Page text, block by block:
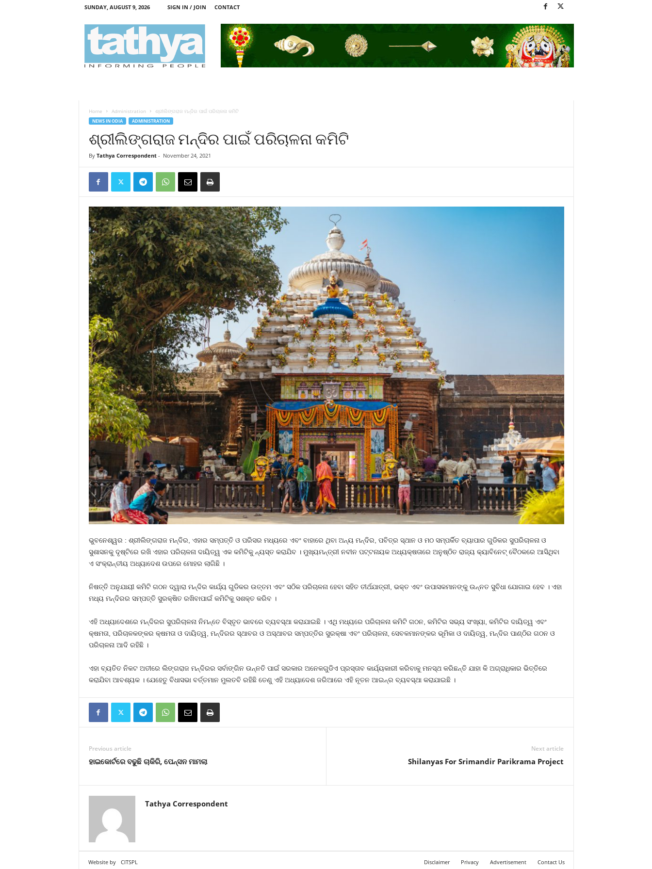
SUNDAY, AUGUST 9, 2026 SIGN IN / JOIN CONTACT
Home Administration ଶ୍ରୀଲିଙ୍ଗରାଜ ମନ୍ଦିର ପାଇଁ ପରିଚାଳନା କମିଟି
NEWS IN ODIA ADMINISTRATION
ଶ୍ରୀଲିଙ୍ଗରାଜ ମନ୍ଦିର ପାଇଁ ପରିଚାଳନା କମିଟି
By Tathya Correspondent- November 24, 2021
ଭୁବନେଶ୍ୱର : ଶ୍ରୀଲିଙ୍ଗରାଜ ମନ୍ଦିର, ଏହାର ସମ୍ପତ୍ତି ଓ ପରିସର ମଧ୍ୟରେ ଏବଂ ବାହାରେ ଥିବା ଅନ୍ୟ ମନ୍ଦିର, ପବିତ୍ର ସ୍ଥାନ ଓ ମଠ ସମ୍ପର୍କିତ ବ୍ୟାପାର ଗୁଡିକର ସୁପରିଚାଳନା ଓ
ସୁଶାସନକୁ ଦୃଷ୍ଟିରେ ରଖି ଏହାର ପରିଚାଳନା ଦାୟିତ୍ୱ ଏକ କମିଟିକୁ ନ୍ୟସ୍ତ କରାଯିବ । ମୁଖ୍ୟମନ୍ତ୍ରୀ ନବୀନ ପଟ୍ଟନାୟକ ଅଧ୍ୟକ୍ଷତାରେ ଅନୁଷ୍ଠିତ ରାଜ୍ୟ କ୍ୟାବିନେଟ୍‍ ବୈଠକରେ ଆସିଥିବା
ଏ ସଂକ୍ରାନ୍ତୀୟ ଅଧ୍ୟାଦେଶ ଉପରେ ମୋହର ଲାଗିଛି ।
ନିଷତ୍ତି ଅନୁଯାୟୀ କମିଟି ଗଠନ ଦ୍ୱାରା ମନ୍ଦିର କାର୍ଯ୍ୟ ଗୁଡିକର ଉତ୍ତମ ଏବଂ ସଠିକ ପରିଚାଳନା ହେବା ସହିତ ତୀର୍ଥଯାତ୍ରୀ, ଭକ୍ତ ଏବଂ ଉପାସକମାନଙ୍କୁ ଉନ୍ନତ ସୁବିଧା ଯୋଗାଇ ହେବ । ଏହା
ମଧ୍ୟ ମନ୍ଦିରର ସମ୍ପତ୍ତି ସୁରକ୍ଷିତ ରଖିବାପାଇଁ କମିଟିକୁ ସଶକ୍ତ କରିବ ।
ଏହି ଅଧ୍ୟାଦେଶରେ ମନ୍ଦିରର ସୁପରିଚାଳନା ନିମନ୍ତେ ବିସ୍ତୃତ ଭାବରେ ବ୍ୟବସ୍ଥା କରାଯାଇଛି । ଏଥି ମଧ୍ୟରେ ପରିଚାଳନା କମିଟି ଗଠନ, କମିଟିର ସଭ୍ୟ ସଂଖ୍ୟା, କମିଟିର ଦାୟିତ୍ୱ ଏବଂ
କ୍ଷମତା, ପରିଚାଳକଙ୍କର କ୍ଷମତା ଓ ଦାୟିତ୍ୱ, ମନ୍ଦିରର ସ୍ଥାବର ଓ ଅସ୍ଥାବର ସମ୍ପତ୍ତିର ସୁରକ୍ଷା ଏବଂ ପରିଚାଳନା, ସେବକମାନଙ୍କର ଭୂମିକା ଓ ଦାୟିତ୍ୱ, ମନ୍ଦିର ପାଣ୍ଠିର ଗଠନ ଓ
ପରିଚାଳନା ଆଦି ରହିଛି ।
ଏହା ବ୍ୟତିତ ନିକଟ ଅତୀରେ ଲିଙ୍ଗରାଜ ମନ୍ଦିରର ସର୍ବାଙ୍ଗିନ ଉନ୍ନତି ପାଇଁ ସରକାର ଅନେକଗୁଡିଏ ପ୍ରସ୍ତାବ କାର୍ଯ୍ୟକାରୀ କରିବାକୁ ମନସ୍ଥ କରିଛନ୍ତି ଯାହା କି ଅଗ୍ରାଧିକାର ଭିତ୍ତିରେ
କରାଯିବା ଆବଶ୍ୟକ । ଯେହେତୁ ବିଧାସଭା ବର୍ତ୍ତମାନ ମୁଲତବି ରହିଛି ତେଣୁ ଏହି ଅଧ୍ୟାଦେଶ ଜରିଆରେ ଏହି ନୂତନ ଆଇନ୍‍ର ବ୍ୟବସ୍ଥା କରାଯାଇଛି ।
Previous article
ହାଇକୋର୍ଟରେ ବଢୁଛି ଚାକିରି, ପେନ୍‍ସନ ମାମଲା
Next article
Shilanyas For Srimandir Parikrama Project
Tathya Correspondent
Disclaimer Privacy Advertisement Contact Us
Website by CITSPL